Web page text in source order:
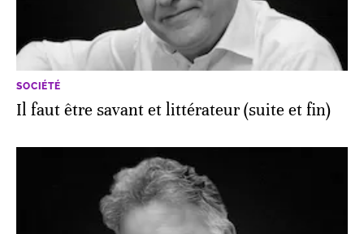
SOCIÉTÉ
Il faut être savant et littérateur (suite et fin)